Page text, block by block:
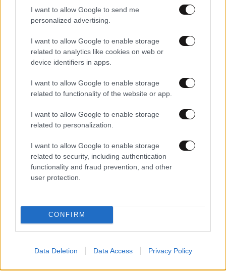
I want to allow Google to send me
personalized advertising.
I want to allow Google to enable storage
related to analytics like cookies on web or
device identifiers in apps.
I want to allow Google to enable storage
related to functionality of the website or app.
I want to allow Google to enable storage
related to personalization.
I want to allow Google to enable storage
related to security, including authentication
functionality and fraud prevention, and other
user protection.
CONFIRM
Data Deletion Data Access Privacy Policy
23·10·2016 18:48
Ένας εκπαιδευτής crossfit χωρίς πόδια